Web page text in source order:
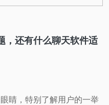
，还有什么聊天软件适
睛，特别了解用户的一举